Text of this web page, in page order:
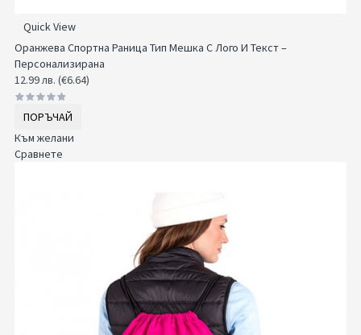
Quick View
Оранжева Спортна Раница Тип Мешка С Лого И Текст –
Персонализирана
12.99 лв. (€6.64)
ПОРЪЧАЙ
Към желани
Сравнете